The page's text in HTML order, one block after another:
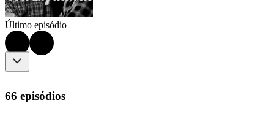
Último episódio
66 episódios